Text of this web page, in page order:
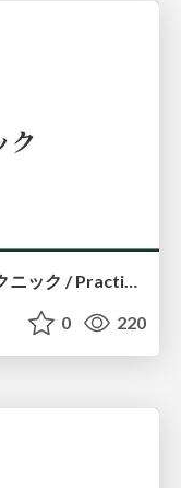
AIプロダクトのプロンプト実践テクニック / Practical Techniques for AI Product Prompts
0 220